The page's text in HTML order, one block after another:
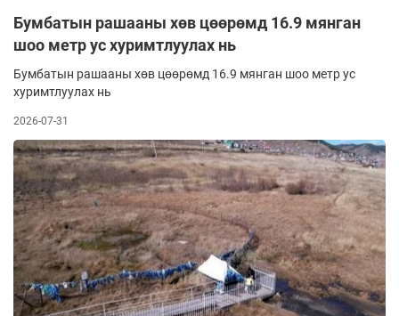
Бумбатын рашааны хөв цөөрөмд 16.9 мянган
шоо метр ус хуримтлуулах нь
Бумбатын рашааны хөв цөөрөмд 16.9 мянган шоо метр ус
хуримтлуулах нь
2026-07-31